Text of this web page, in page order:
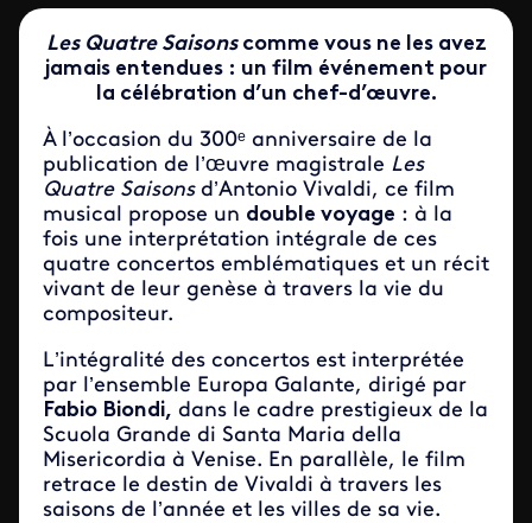
Les Quatre Saisonscomme vous ne les avez
jamais entendues : un film événement pour
la célébration d’un chef-d’œuvre.
À l’occasion du 300ᵉ anniversaire de la
publication de l’œuvre magistrale Les
Quatre Saisonsd’Antonio Vivaldi, ce film
musical propose un double voyage : à la
fois une interprétation intégrale de ces
quatre concertos emblématiques et un récit
vivant de leur genèse à travers la vie du
compositeur.
L’intégralité des concertos est interprétée
par l’ensemble Europa Galante, dirigé par
Fabio Biondi, dans le cadre prestigieux de la
Scuola Grande di Santa Maria della
Misericordia à Venise. En parallèle, le film
retrace le destin de Vivaldi à travers les
saisons de l’année et les villes de sa vie.